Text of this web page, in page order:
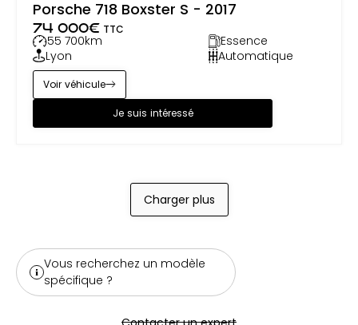
Porsche 718 Boxster S - 2017
74 000€ TTC
55 700km
Essence
Lyon
Automatique
Je suis intéressé
Voir véhicule
Charger plus
Vous recherchez un modèle
spécifique ?